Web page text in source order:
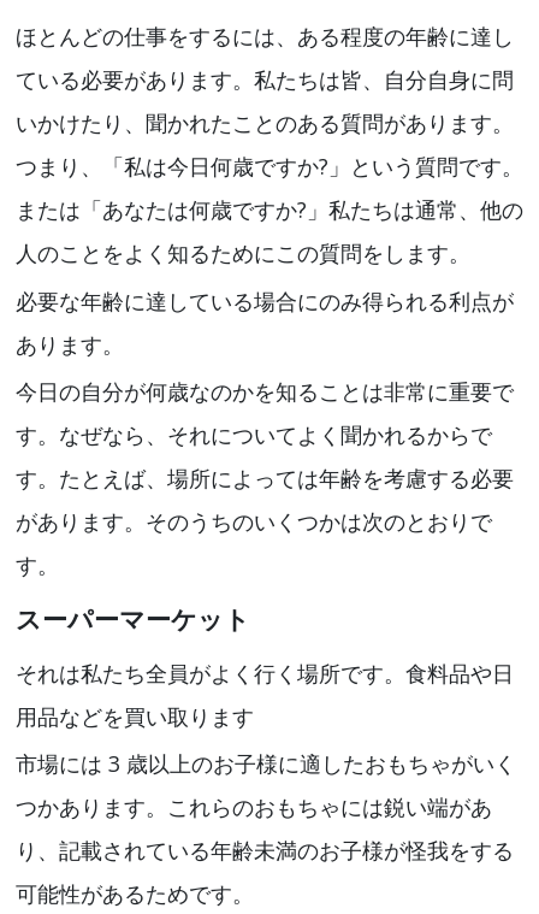
ほとんどの仕事をするには、ある程度の年齢に達し
ている必要があります。私たちは皆、自分自身に問
いかけたり、聞かれたことのある質問があります。
つまり、「私は今日何歳ですか?」という質問です。
または「あなたは何歳ですか?」私たちは通常、他の
人のことをよく知るためにこの質問をします。
必要な年齢に達している場合にのみ得られる利点が
あります。
今日の自分が何歳なのかを知ることは非常に重要で
す。なぜなら、それについてよく聞かれるからで
す。たとえば、場所によっては年齢を考慮する必要
があります。そのうちのいくつかは次のとおりで
す。
スーパーマーケット
それは私たち全員がよく行く場所です。食料品や日
用品などを買い取ります
市場には 3 歳以上のお子様に適したおもちゃがいく
つかあります。これらのおもちゃには鋭い端があ
り、記載されている年齢未満のお子様が怪我をする
可能性があるためです。